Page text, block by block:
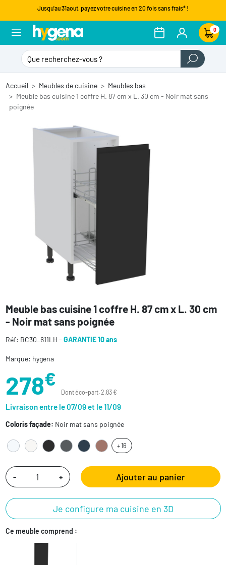
Jusqu'au 31aout, payez votre cuisine en 20 fois sans frais* !
0
Accueil Meubles de cuisine
Meubles bas
Meuble bas cuisine 1 coffre H. 87 cm x L. 30 cm - Noir mat sans
poignée
Meuble bas cuisine 1 coffre H. 87 cm x L. 30 cm
- Noir mat sans poignée
Réf: BC30_611LH - GARANTIE 10 ans
Marque: hygena
278€
Dont éco-part. 2,83 €
Livraison entre le 07/09 et le 11/09
Coloris façade: Noir mat sans poignée
+ 16
- + Ajouter au panier
Je configure ma cuisine en 3D
Ce meuble comprend :